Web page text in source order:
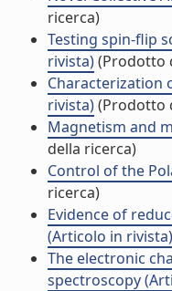
ricerca)
Testing spin-flip
rivista)(Prodotto
Characterization
rivista)(Prodotto
Magnetism and
della ricerca)
Control of the
ricerca)
Evidence of
(Articolo in rivista)
The electronic
spectroscopy